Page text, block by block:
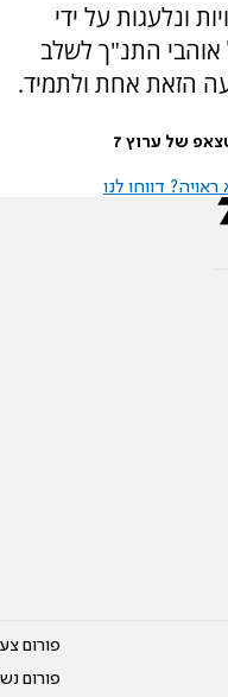
ונלעגות על ידי
אוהבי התנ"ך לשלב
הזאת אחת ולתמיד.
של ערוץ 7
דווחו לנו
פורום
פורום